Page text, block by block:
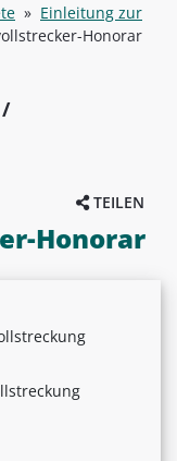
» Einleitung zur
Honorar
/
TEILEN
Honorar